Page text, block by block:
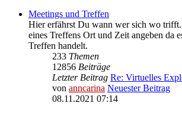
Meetings und Treffen
Hier erfährst Du wann wer sich wo
eines Treffens Ort und Zeit angeben da
Treffen handelt.
233 Themen
12856 Beiträge
Letzter Beitrag Re: Virtuelles
von anncarina Neuester Beitrag
08.11.2021 07:14